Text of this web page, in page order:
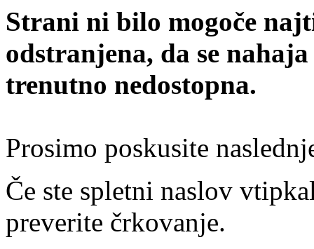
Strani ni bilo mogoče
odstranjena, da se
trenutno nedostopna.
Prosimo poskusite
Če ste spletni naslov
preverite črkovanje.